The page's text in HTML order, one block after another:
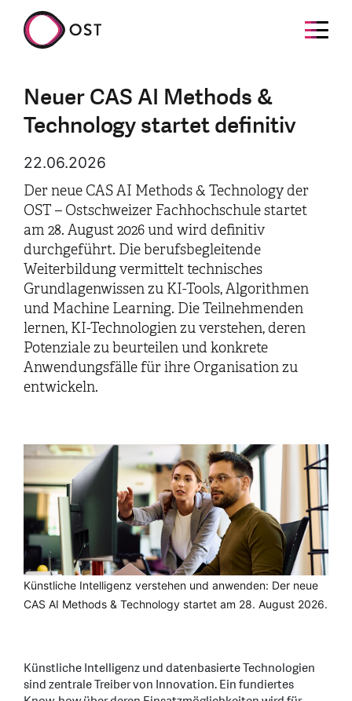
Neuer CAS AI Methods &
Technology startet definitiv
22.06.2026
Der neue CAS AI Methods & Technology der
OST – Ostschweizer Fachhochschule startet
am 28. August 2026 und wird definitiv
durchgeführt. Die berufsbegleitende
Weiterbildung vermittelt technisches
Grundlagenwissen zu KI-Tools, Algorithmen
und Machine Learning. Die Teilnehmenden
lernen, KI-Technologien zu verstehen, deren
Potenziale zu beurteilen und konkrete
Anwendungsfälle für ihre Organisation zu
entwickeln.
Künstliche Intelligenz verstehen und anwenden: Der neue
CAS AI Methods & Technology startet am 28. August 2026.
Künstliche Intelligenz und datenbasierte Technologien
sind zentrale Treiber von Innovation. Ein fundiertes